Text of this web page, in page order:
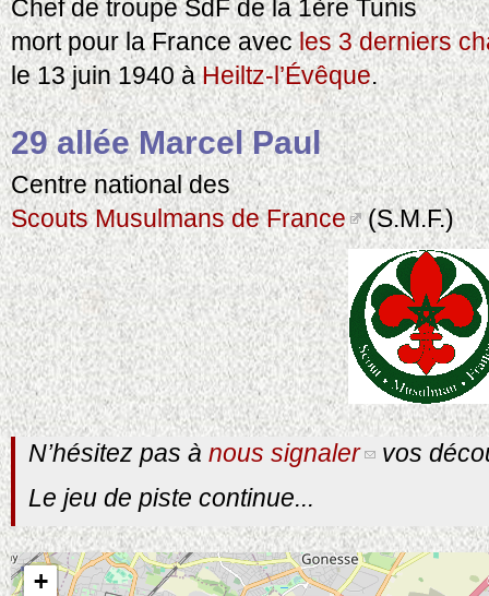
Chef de troupe SdF de la 1ère Tunis
mort pour la France avecles 3 derniers
le 13 juin 1940 àHeiltz-l’Évêque.
29 allée Marcel Paul
Centre national des
Scouts Musulmans de France (S.M.F.)
N’hésitez pas à nous signaler
vos
Le jeu de piste continue...
+